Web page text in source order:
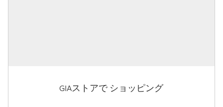
GIAストアで ショッピング